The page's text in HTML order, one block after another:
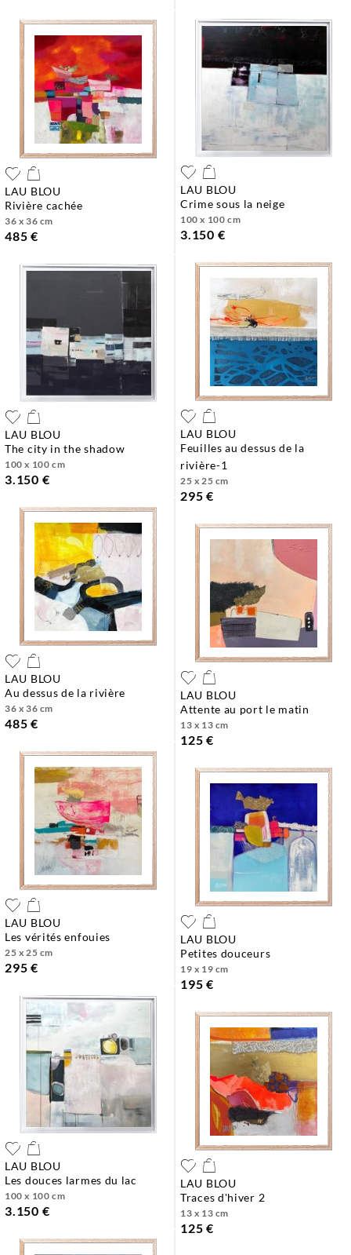
LAU BLOU
rivière cachée
36 x 36 cm
485 €
LAU BLOU
crime sous la neige
100 x 100 cm
3.150 €
LAU BLOU
the city in the shadow
100 x 100 cm
3.150 €
LAU BLOU
feuilles au dessus de la
rivière-1
25 x 25 cm
295 €
LAU BLOU
au dessus de la rivière
36 x 36 cm
485 €
LAU BLOU
attente au port le matin
13 x 13 cm
125 €
LAU BLOU
les vérités enfouies
25 x 25 cm
295 €
LAU BLOU
petites douceurs
19 x 19 cm
195 €
LAU BLOU
les douces larmes du lac
100 x 100 cm
3.150 €
LAU BLOU
traces d'hiver 2
13 x 13 cm
125 €